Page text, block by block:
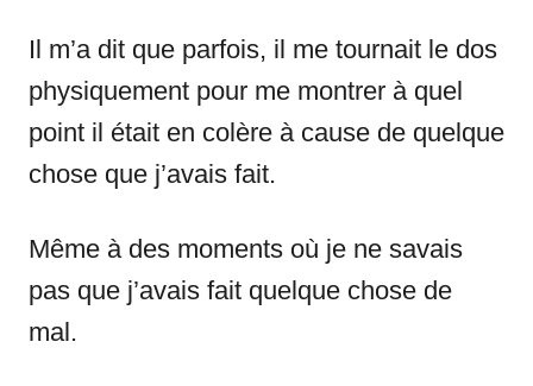
Il m’a dit que parfois, il me tournait le dos
physiquement pour me montrer à quel
point il était en colère à cause de quelque
chose que j’avais fait.
Même à des moments où je ne savais
pas que j’avais fait quelque chose de
mal.